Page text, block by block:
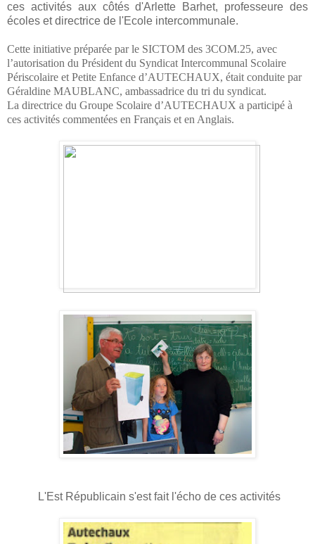
ces activités aux côtés d'Arlette Barhet, professeure des
écoles et directrice de l'Ecole intercommunale.
Cette initiative préparée par le SICTOM des 3COM.25, avec
l’autorisation du Président du Syndicat Intercommunal Scolaire
Périscolaire et Petite Enfance d’AUTECHAUX, était conduite par
Géraldine MAUBLANC, ambassadrice du tri du syndicat.
La directrice du Groupe Scolaire d’AUTECHAUX a participé à
ces activités commentées en Français et en Anglais.
L'Est Républicain s'est fait l'écho de ces activités